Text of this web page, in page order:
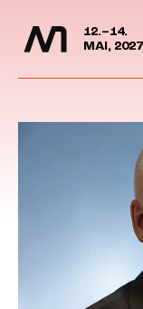
Hopp til12.–14.
MAI, 2027